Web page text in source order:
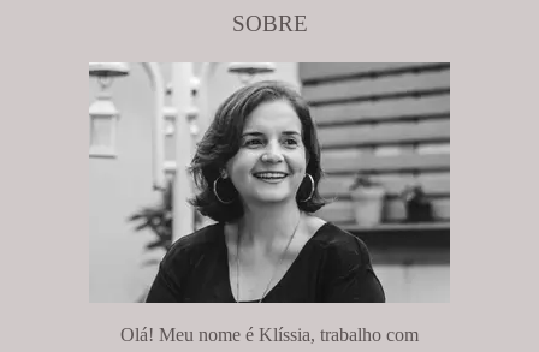
SOBRE
Olá! Meu nome é Klíssia, trabalho com